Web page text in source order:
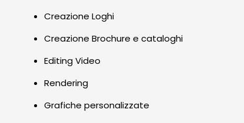
Creazione Loghi
Creazione Brochure e cataloghi
Editing Video
Rendering
Grafiche personalizzate